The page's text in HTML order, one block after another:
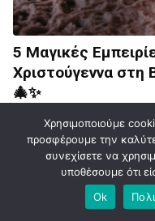
5 Μαγικές
Χριστούγεννα στη
🎄✨
Family Luxury Travel
© 2026 Caravel Travel Blog |
Χρησιμοποιούμε
προσφέρουμε την
συνεχίσετε να
υποθέσουμε ότι
Ok